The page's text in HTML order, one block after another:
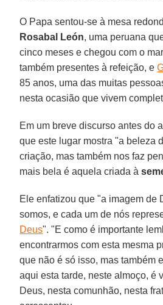
O Papa sentou-se à mesa
Rosabal León, uma peruana
cinco meses e chegou com o
também presentes à refeição, e
85 anos, uma das muitas
nesta ocasião que vivem
Em um breve discurso antes do
que este lugar mostra "a beleza
criação, mas também nos faz
mais bela é aquela criada à
Ele enfatizou que "a imagem de
somos, e cada um de nós
Deus". "E como é importante
encontrarmos com esta mesma
que não é só isso, mas também
aqui esta tarde, neste almoço, é
Deus, nesta comunhão, nesta